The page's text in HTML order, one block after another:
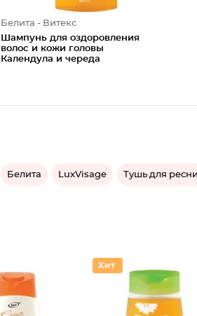
Белита - Витекс
Шампунь для оздоровления
волос и кожи головы
Календула и череда
Белита LuxVisage Тушь для